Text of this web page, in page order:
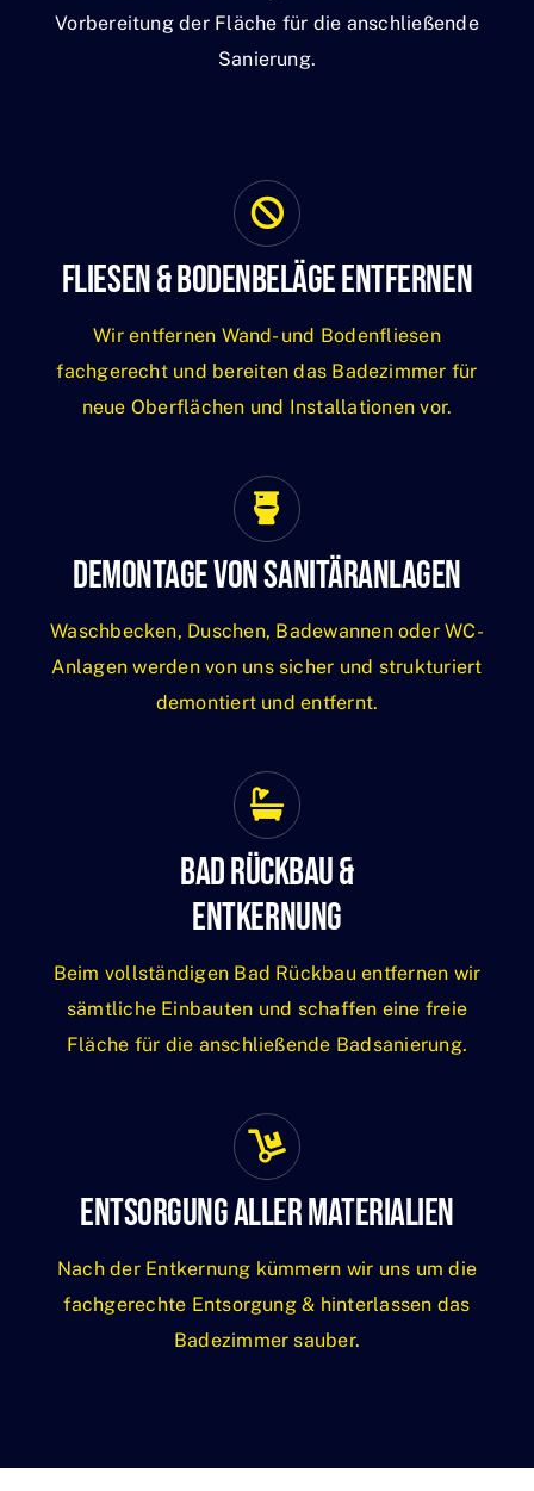
Vorbereitung der Fläche für die anschließende
Sanierung.
Fliesen & Bodenbeläge Entfernen
Wir entfernen Wand- und Bodenfliesen
fachgerecht und bereiten das Badezimmer für
neue Oberflächen und Installationen vor.
Demontage Von Sanitäranlagen
Waschbecken, Duschen, Badewannen oder WC-
Anlagen werden von uns sicher und strukturiert
demontiert und entfernt.
Bad Rückbau &
Entkernung
Beim vollständigen Bad Rückbau entfernen wir
sämtliche Einbauten und schaffen eine freie
Fläche für die anschließende Badsanierung.
Entsorgung Aller Materialien
Nach der Entkernung kümmern wir uns um die
fachgerechte Entsorgung & hinterlassen das
Badezimmer sauber.